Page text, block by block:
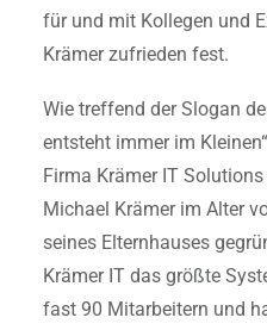
für und mit Kollegen und
Krämer zufrieden fest.
Wie treffend der Slogan
entsteht immer im
Firma Krämer IT
Michael Krämer im Alter
seines Elternhauses
Krämer IT das größte
fast 90 Mitarbeitern und